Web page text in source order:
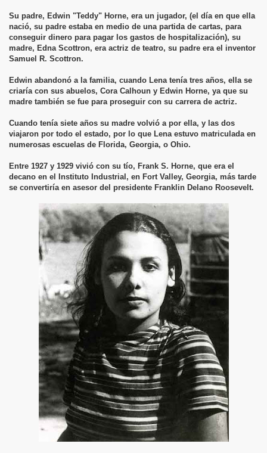
Su padre, Edwin "Teddy" Horne, era un jugador, (el día en que ella
nació, su padre estaba en medio de una partida de cartas, para
conseguir dinero para pagar los gastos de hospitalización), su
madre, Edna Scottron, era actriz de teatro, su padre era el inventor
Samuel R. Scottron.
Edwin abandonó a la familia, cuando Lena tenía tres años, ella se
criaría con sus abuelos, Cora Calhoun y Edwin Horne, ya que su
madre también se fue para proseguir con su carrera de actriz.
Cuando tenía siete años su madre volvió a por ella, y las dos
viajaron por todo el estado, por lo que Lena estuvo matriculada en
numerosas escuelas de Florida, Georgia, o Ohio.
Entre 1927 y 1929 vivió con su tío, Frank S. Horne, que era el
decano en el Instituto Industrial, en Fort Valley, Georgia, más tarde
se convertiría en asesor del presidente Franklin Delano Roosevelt.